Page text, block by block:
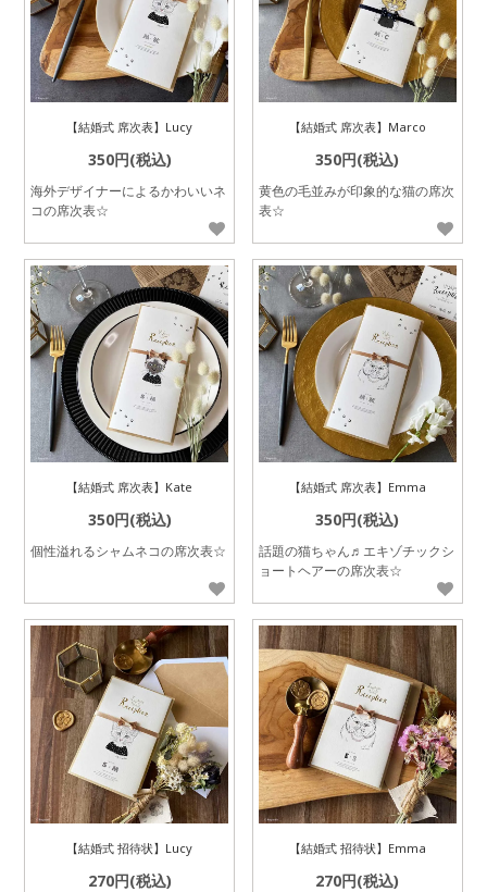
【結婚式 席次表】Lucy
350円(税込)
海外デザイナーによるかわいいネ
コの席次表☆
【結婚式 席次表】Marco
350円(税込)
黄色の毛並みが印象的な猫の席次
表☆
【結婚式 席次表】Kate
350円(税込)
個性溢れるシャムネコの席次表☆
【結婚式 席次表】Emma
350円(税込)
話題の猫ちゃん♬エキゾチックシ
ョートヘアーの席次表☆
【結婚式 招待状】Lucy
270円(税込)
【結婚式 招待状】Emma
270円(税込)